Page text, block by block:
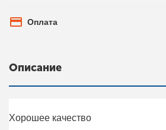
Оплата
Описание
Хорошее качество